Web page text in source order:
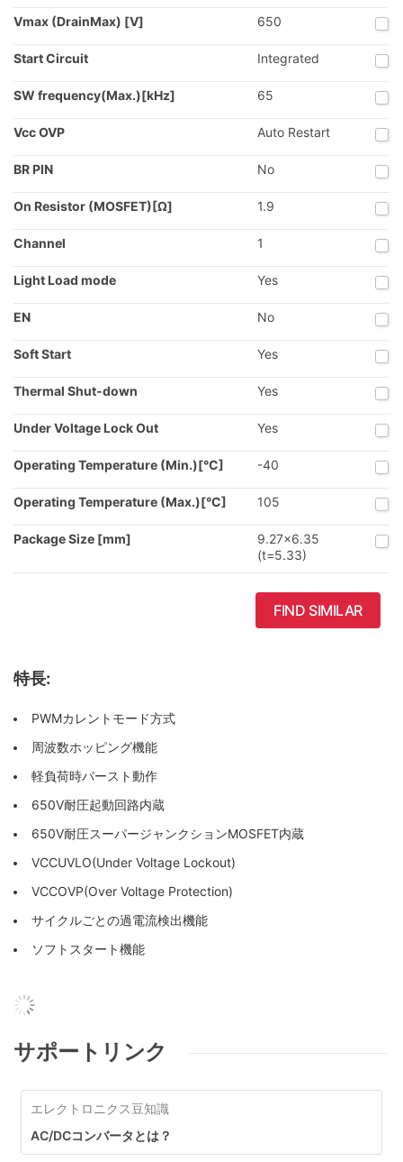
Vmax (DrainMax) [V] 650
Start Circuit Integrated
SW frequency(Max.)[kHz] 65
Vcc OVP Auto Restart
BR PIN No
On Resistor (MOSFET)[Ω] 1.9
Channel 1
Light Load mode Yes
EN No
Soft Start Yes
Thermal Shut-down Yes
Under Voltage Lock Out Yes
Operating Temperature (Min.)[°C] -40
Operating Temperature (Max.)[°C] 105
Package Size [mm]
9.27x6.35
(t=5.33)
FIND SIMILAR
特長:
PWMカレントモード方式
周波数ホッピング機能
軽負荷時バースト動作
650V耐圧起動回路内蔵
650V耐圧スーパージャンクションMOSFET内蔵
VCCUVLO(Under Voltage Lockout)
VCCOVP(Over Voltage Protection)
サイクルごとの過電流検出機能
ソフトスタート機能
サポートリンク
エレクトロニクス豆知識
AC/DCコンバータとは？